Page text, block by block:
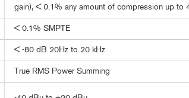
gain), < 0.1% any amount of compression up to
< 0.1% SMPTE
< -80 dB 20Hz to 20 kHz
True RMS Power Summing